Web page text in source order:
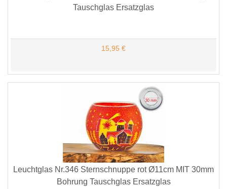
Tauschglas Ersatzglas
15,95 €
Leuchtglas Nr.346 Sternschnuppe rot Ø11cm MIT 30mm
Bohrung Tauschglas Ersatzglas